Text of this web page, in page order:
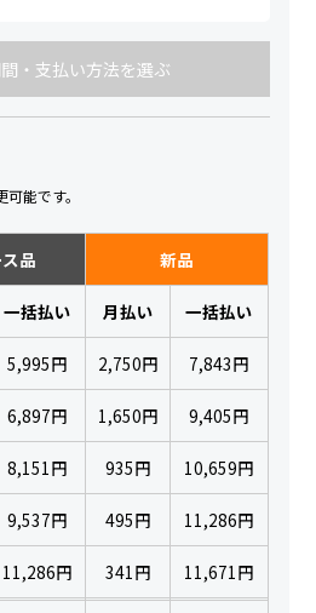
・支払い方法を選ぶ
能です。
品 新品
一括払い 月払い 一括払い
5,995円 2,750円 7,843円
6,897円 1,650円 9,405円
8,151円 935円 10,659円
9,537円 495円 11,286円
11,286円 341円 11,671円